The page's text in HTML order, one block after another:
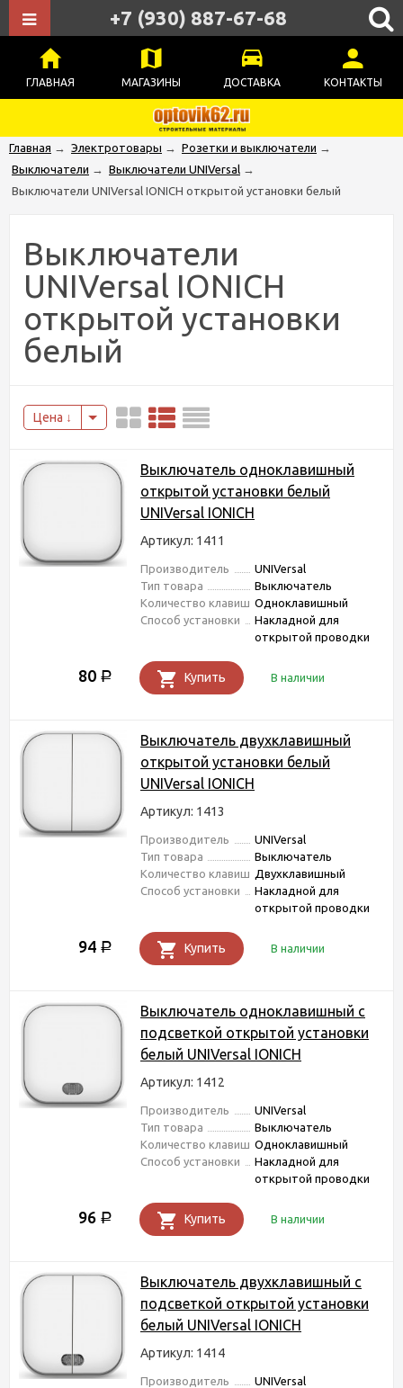
ГЛАВНАЯ МАГАЗИНЫ ДОСТАВКА КОНТАКТЫ
+7 (930) 887-67-68
Главная → Электротовары → Розетки и выключатели →
Выключатели → Выключатели UNIVersal →
Выключатели UNIVersal IONICH открытой установки белый
Выключатели
UNIVersal IONICH
открытой установки
белый
Цена
Выключатель одноклавишный
открытой установки белый
UNIVersal IONICH
Артикул: 1411
Производитель
UNIVersal
Тип товара
Выключатель
Количество клавиш Одноклавишный
Способ установки
Накладной для
открытой проводки
80 Р Купить В наличии
Выключатель двухклавишный
открытой установки белый
UNIVersal IONICH
Артикул: 1413
Производитель
UNIVersal
Тип товара
Выключатель
Количество клавиш Двухклавишный
Способ установки
Накладной для
открытой проводки
94 Р Купить В наличии
Выключатель одноклавишный c
подсветкой открытой установки
белый UNIVersal IONICH
Артикул: 1412
Производитель
UNIVersal
Тип товара
Выключатель
Количество клавиш Одноклавишный
Способ установки
Накладной для
открытой проводки
96 Р Купить В наличии
Выключатель двухклавишный c
подсветкой открытой установки
белый UNIVersal IONICH
Артикул: 1414
Производитель
UNIVersal